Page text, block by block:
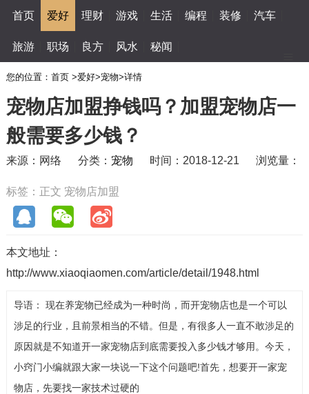
首页 爱好 理财 游戏 生活 编程 装修 汽车
旅游 职场 良方 风水 秘闻
您的位置： 首页 >爱好>宠物>详情
宠物店加盟挣钱吗？加盟宠物店一
般需要多少钱？
来源：网络 分类： 宠物 时间：2018-12-21 浏览量：
标签： 正文 宠物店加盟
本文地址：
http://www.xiaoqiaomen.com/article/detail/1948.html
导语： 现在养宠物已经成为一种时尚，而开宠物店也是一个可以
涉足的行业，且前景相当的不错。但是，有很多人一直不敢涉足的
原因就是不知道开一家宠物店到底需要投入多少钱才够用。今天，
小窍门小编就跟大家一块说一下这个问题吧!首先，想要开一家宠
物店，先要找一家技术过硬的